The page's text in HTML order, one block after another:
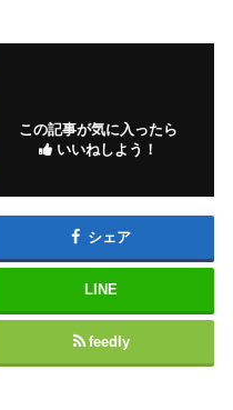
この記事が気に入ったら
いいねしよう！
シェア
LINE
feedly